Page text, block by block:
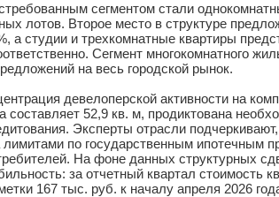
сегментом стали
лотов. Второе место в структуре
а студии и трехкомнатные квартиры
Сегмент многокомнатного
на весь городской рынок.
девелоперской активности на
составляет 52,9 кв. м, продиктована
Эксперты отрасли
по государственным ипотечным
На фоне данных структурных
за отчетный квартал стоимость
167 тыс. руб. к началу апреля 2026